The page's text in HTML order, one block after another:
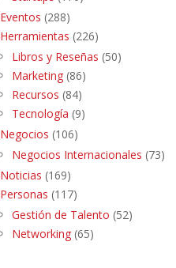
Eventos (288)
Herramientas (226)
Libros y Reseñas (50)
Marketing (86)
Recursos (84)
Tecnología (9)
Negocios (106)
Negocios Internacionales (73)
Noticias (169)
Personas (117)
Gestión de Talento (52)
Networking (65)